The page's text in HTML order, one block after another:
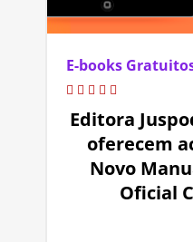
E-books
Editora
oferecem
Novo
Oficial